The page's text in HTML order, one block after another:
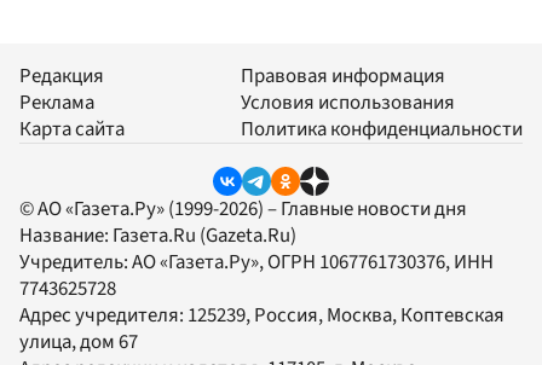
Редакция
Реклама
Карта сайта
Правовая информация
Условия использования
Политика конфиденциальности
© АО «Газета.Ру» (1999-2026) – Главные новости дня
Название: Газета.Ru (Gazeta.Ru)
Учредитель:АО «Газета.Ру», ОГРН 1067761730376, ИНН
7743625728
Адрес учредителя: 125239, Россия, Москва, Коптевская
улица, дом 67